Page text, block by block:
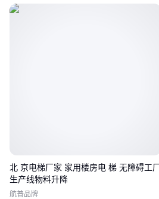
技术差异如何影响8层建筑选择
心差异体现在三个层面：
顶层机房，适合老旧建筑改造
模块化设计，但故障排查需要更专业
资高15%-20%，但节省的建筑空间
梯安全性更低——实际上两者都需通
在维保便利性而非安全系数。
北 京电梯厂家 家用楼房电 梯 无障碍工
生产线物料升降
航普品牌